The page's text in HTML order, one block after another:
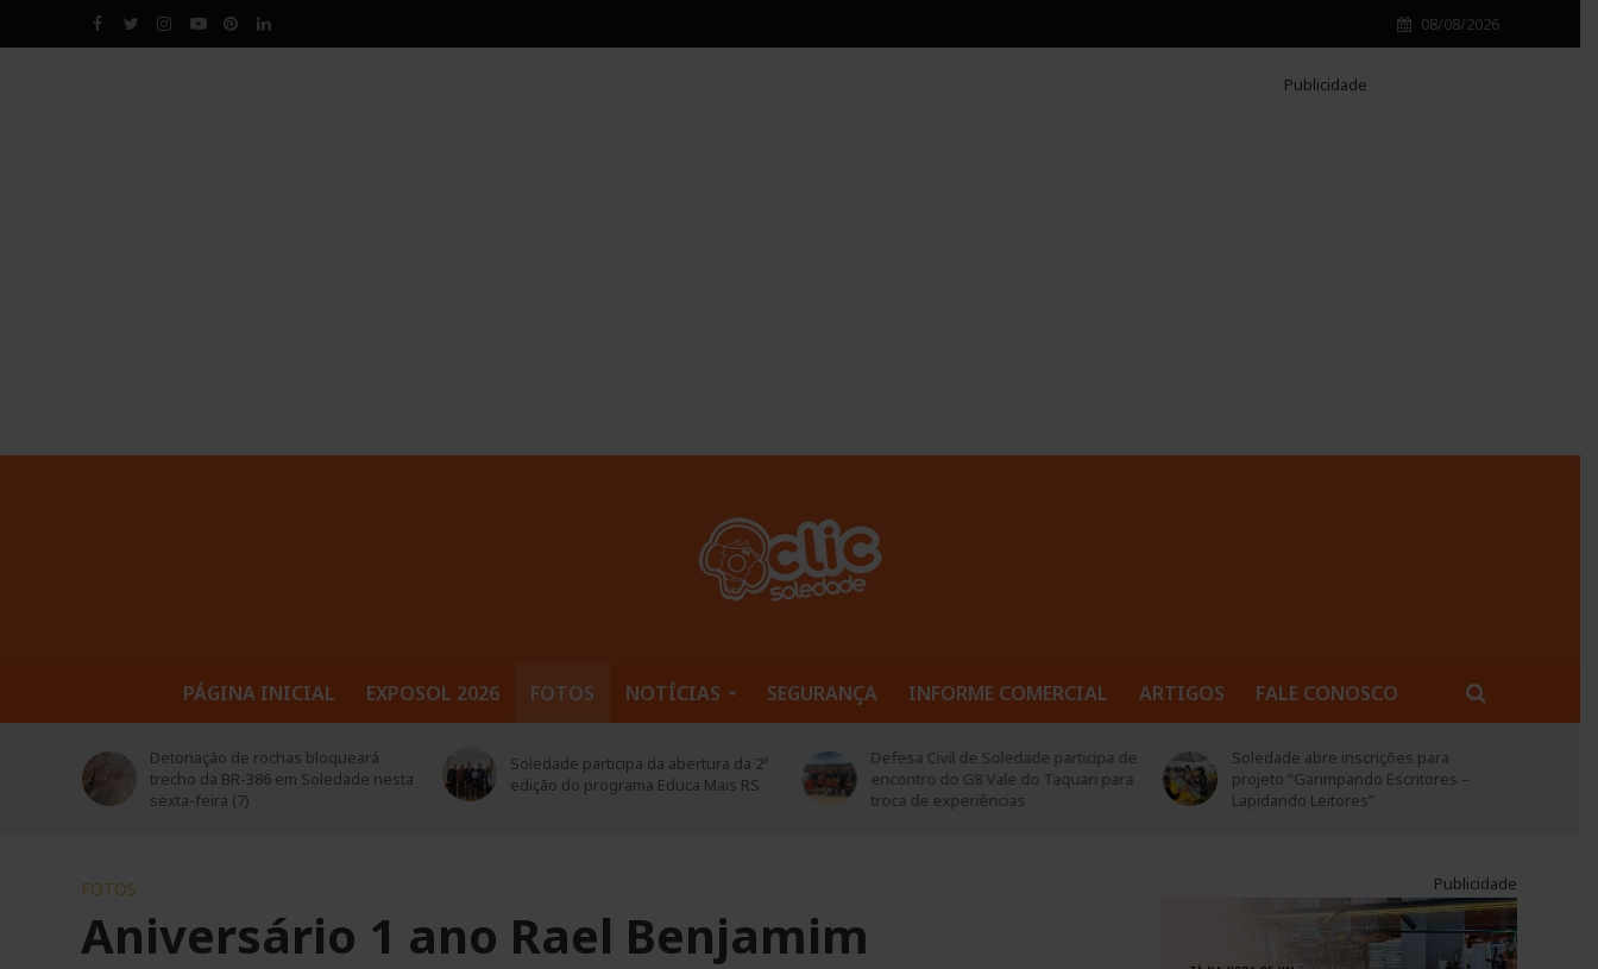
08/08/2026
Publicidade
PÁGINA INICIAL EXPOSOL 2026 FOTOS NOTÍCIAS SEGURANÇA INFORME COMERCIAL ARTIGOS FALE CONOSCO
Detonação de rochas bloqueará
trecho da BR-386 em Soledade nesta
sexta-feira (7)
Soledade participa da abertura da 2ª
edição do programa Educa Mais RS
Defesa Civil de Soledade participa de
encontro do G8 Vale do Taquari para
troca de experiências
Soledade abre inscrições para
projeto “Garimpando Escritores –
Lapidando Leitores”
FOTOS
Aniversário 1 ano Rael Benjamim
Publicidade